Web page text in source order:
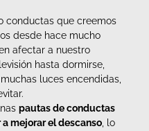
conductas que creemos
desde hace mucho
afectar a nuestro
hasta dormirse,
luces encendidas,
pautas de conductas
mejorar el descanso , lo